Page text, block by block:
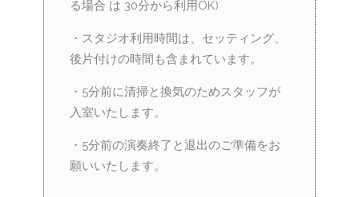
る場合 は 30分から利用OK)
・スタジオ利用時間は、セッティング、
後片付けの時間も含まれています。
・5分前に清掃と換気のためスタッフが
入室いたします。
・5分前の演奏終了と退出のご準備をお
願いいたします。